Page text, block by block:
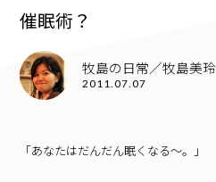
催眠術？
牧島の日常／牧島美玲
2011.07.07
「あなたはだんだん眠くなる～。」